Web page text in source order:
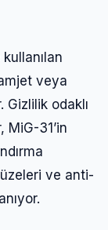
veya
odaklı
31’in
ve anti-